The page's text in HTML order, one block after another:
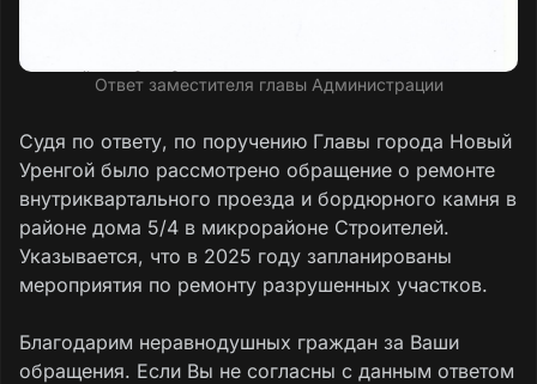
Ответ заместителя главы Администрации
Судя по ответу, по поручению Главы города Новый
Уренгой было рассмотрено обращение о ремонте
внутриквартального проезда и бордюрного камня в
районе дома 5/4 в микрорайоне Строителей.
Указывается, что в 2025 году запланированы
мероприятия по ремонту разрушенных участков.
Благодарим неравнодушных граждан за Ваши
обращения. Если Вы не согласны с данным ответом